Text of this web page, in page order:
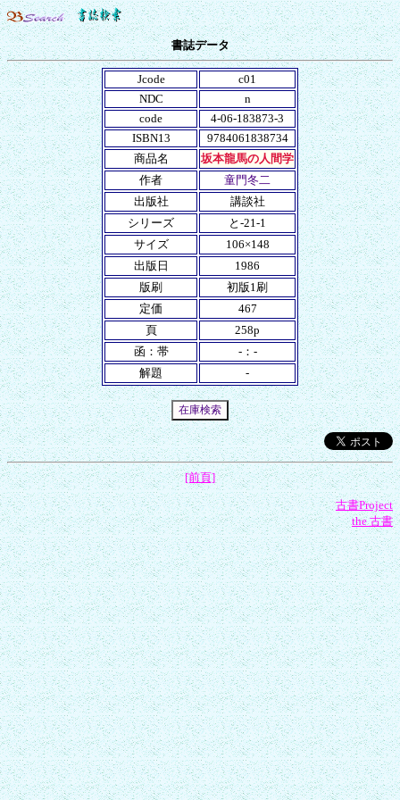
書誌データ
Jcode
c01
NDC
n
code
4-06-183873-3
ISBN13
9784061838734
商品名
坂本龍馬の人間学
作者
童門冬二
出版社
講談社
シリーズ
と-21-1
サイズ
106×148
出版日
1986
版刷
初版1刷
定価
467
頁
258p
函：帯
-：-
解題
-
[前頁]
古書Project
the 古書